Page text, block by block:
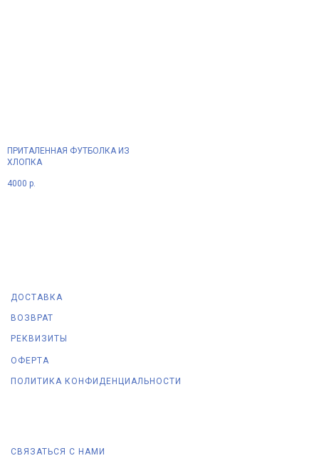
ПРИТАЛЕННАЯ ФУТБОЛКА ИЗ
ХЛОПКА
4000 р.
ДОСТАВКА
РЕКВИЗИТЫ
ОФЕРТА
СВЯЗАТЬСЯ С НАМИ
ПОЛИТИКА КОНФИДЕНЦИАЛЬНОСТИ
ВОЗВРАТ